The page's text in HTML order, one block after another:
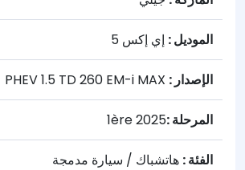
الموديل : إي إكس 5
الإصدار :
المرحلة :1ère 2025
الفئة : هاتشباك / سيارة مدمجة